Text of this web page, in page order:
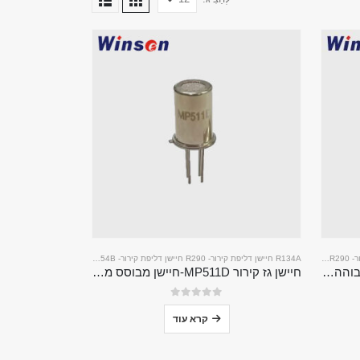
- R290 חיישן דליפת קירור -R410A חיישן דליפת קירור
חיישן גז קירור MP510C | רגישות גבוהה לגילוי דליפות FREON עבור R32, R134A, R410A, R290
R134A חיישן דליפת קירור - R290 חיישן דליפת קירור - R454B חיישן דליפת קירור
חיישן גז קירור MP511D-חיישן מבוסס מוליכים למחצה לגילוי דליפת קירור
0מתוך 5
קרא עוד